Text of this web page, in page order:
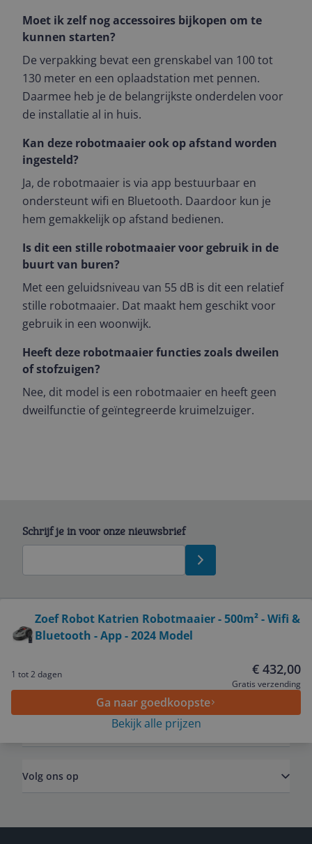
Moet ik zelf nog accessoires bijkopen om te
kunnen starten?
De verpakking bevat een grenskabel van 100 tot
130 meter en een oplaadstation met pennen.
Daarmee heb je de belangrijkste onderdelen voor
de installatie al in huis.
Kan deze robotmaaier ook op afstand worden
ingesteld?
Ja, de robotmaaier is via app bestuurbaar en
ondersteunt wifi en Bluetooth. Daardoor kun je
hem gemakkelijk op afstand bedienen.
Is dit een stille robotmaaier voor gebruik in de
buurt van buren?
Met een geluidsniveau van 55 dB is dit een relatief
stille robotmaaier. Dat maakt hem geschikt voor
gebruik in een woonwijk.
Heeft deze robotmaaier functies zoals dweilen
of stofzuigen?
Nee, dit model is een robotmaaier en heeft geen
dweilfunctie of geïntegreerde kruimelzuiger.
Zoef Robot Katrien Robotmaaier - 500m² - Wifi &
Bluetooth - App - 2024 Model
1 tot 2 dagen € 432,00
Gratis verzending
Ga naar goedkoopste
Bekijk alle prijzen
Schrijf je in voor onze nieuwsbrief
Service
Algemeen
Volg ons op